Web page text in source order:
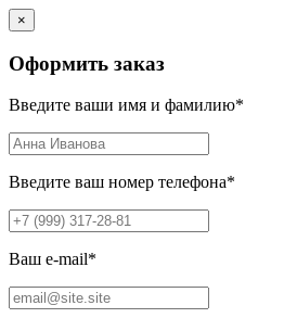
×
Оформить заказ
Введите ваши имя и фамилию*
Введите ваш номер телефона*
Ваш e-mail*